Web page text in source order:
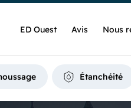
ED Ouest Avis Nous
Étanchéité